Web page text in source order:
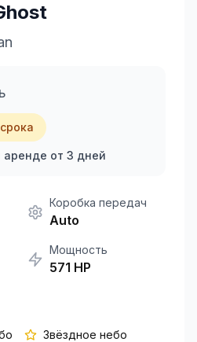
963-584-279
аренде от 3 дней
Коробка передач
Auto
Мощность
571 HP
Звёздное небо